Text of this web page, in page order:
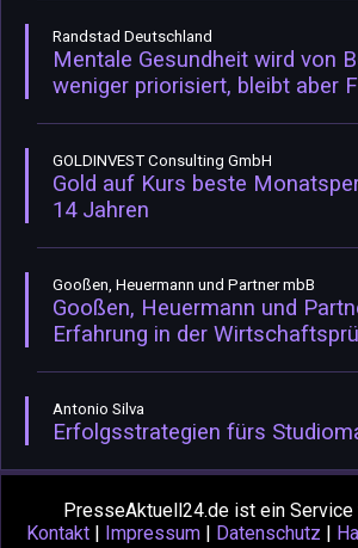
Randstad Deutschland
Mentale Gesundheit wird von
weniger priorisiert, bleibt aber
GOLDINVEST Consulting GmbH
Gold auf Kurs beste
14 Jahren
Gooßen, Heuermann und Partner mbB
Gooßen, Heuermann und
Erfahrung in der
Antonio Silva
Erfolgsstrategien fürs
PresseAktuell24.de ist ein Service
Kontakt
Impressum Datenschutz